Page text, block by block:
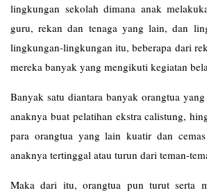
lingkungan sekolah dimana anak
guru, rekan dan tenaga yang lain, dan
lingkungan-lingkungan itu, beberapa dari
mereka banyak yang mengikuti kegiatan
Banyak satu diantara banyak orangtua
anaknya buat pelatihan ekstra calistung,
para orangtua yang lain kuatir dan
anaknya tertinggal atau turun dari teman-
Maka dari itu, orangtua pun turut serta